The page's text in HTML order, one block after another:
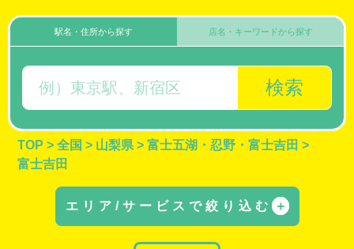
駅名・住所から探す
検索
店名・キーワードから探す
TOP > 全国 > 山梨県 > 富士五湖・忍野・富士吉田 >
富士吉田
エリア/サービスで絞り込む ＋